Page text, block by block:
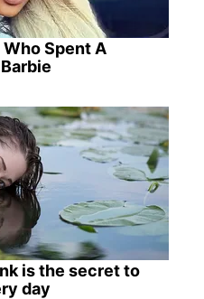
Spent A
is the secret to
day